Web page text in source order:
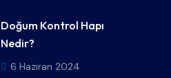
Doğum Kontrol Hapı
Nedir?
6 Haziran 2024